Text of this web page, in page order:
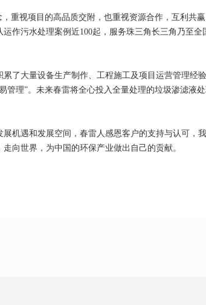
重视项目的高品质交附，也重视资源合作，互利共
作污水处理案例近100起，服务珠三角长三角乃至
了大量设备生产制作、工程施工及项目运营管理经
管理”。未来春雷将全心投入全量处理的垃圾渗滤液
机遇和发展空间，春雷人感恩客户的支持与认可，
向世界，为中国的环保产业做出自己的贡献。